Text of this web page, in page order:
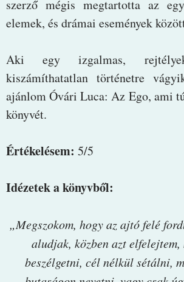
szerző mégis megtartotta az
elemek, és drámai események
Aki egy izgalmas,
kiszámíthatatlan történetre
ajánlom Óvári Luca: Az Ego, ami
könyvét.
Értékelésem: 5/5
Idézetek a könyvből:
„Megszokom, hogy az ajtó felé
aludjak, közben azt
beszélgetni, cél nélkül sétálni,